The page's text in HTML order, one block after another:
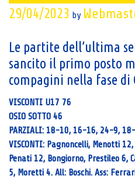
29/04/2023 by
Le partite dell’ultima
sancito il primo posto
compagini nella fase di
VISCONTI U17 76
OSIO SOTTO 46
PARZIALI: 18-10, 16-16, 24-9,
VISCONTI: Pagnoncelli, Menotti
Penati 12, Bongiorno, Prestileo 6,
5, Moretti 4. All: Boschi. Ass: